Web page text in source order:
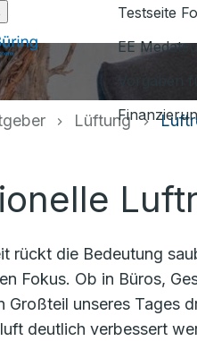
Testseite
EE Medatsu
Vorgaben
Lüftung
rückt die Bedeutung
Fokus. Ob in Büros,
Großteil unseres Tages
deutlich verbessert